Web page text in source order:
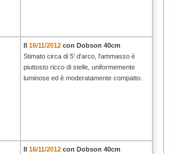
Il16/11/2012 con Dobson 40cm
Stimato circa di 5' d'arco, l'ammasso è
piuttosto ricco di stelle, uniformemente
luminose ed è moderatamente compatto.
Il16/11/2012 con Dobson 40cm